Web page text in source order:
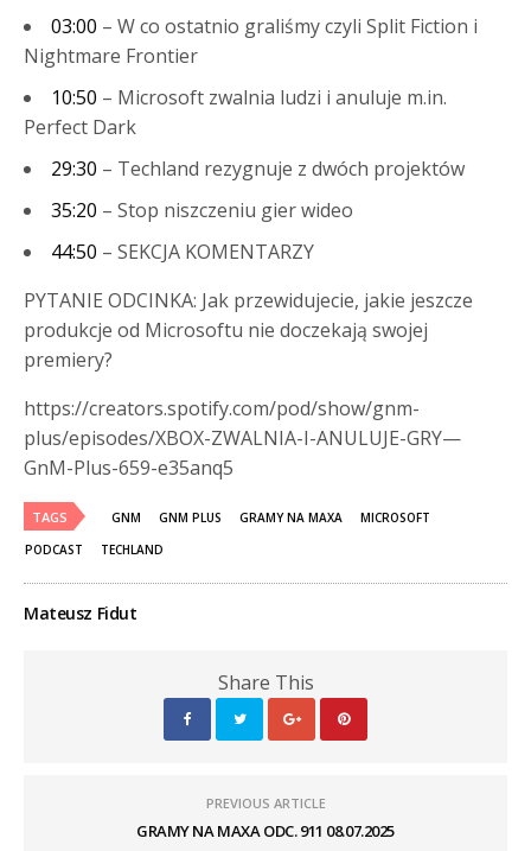
03:00 – W co ostatnio graliśmy czyli Split Fiction i
Nightmare Frontier
10:50 – Microsoft zwalnia ludzi i anuluje m.in.
Perfect Dark
29:30 – Techland rezygnuje z dwóch projektów
35:20 – Stop niszczeniu gier wideo
44:50 – SEKCJA KOMENTARZY
PYTANIE ODCINKA: Jak przewidujecie, jakie jeszcze
produkcje od Microsoftu nie doczekają swojej
premiery?
https://creators.spotify.com/pod/show/gnm-
plus/episodes/XBOX-ZWALNIA-I-ANULUJE-GRY—
GnM-Plus-659-e35anq5
TAGS GNM GNM PLUS GRAMY NA MAXA
MICROSOFT
PODCAST
TECHLAND
Mateusz Fidut
Share This
PREVIOUS ARTICLE
GRAMY NA MAXA ODC. 911 08.07.2025